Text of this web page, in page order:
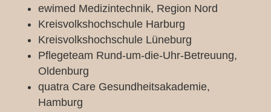
ewimed Medizintechnik, Region Nord
Kreisvolkshochschule Harburg
Kreisvolkshochschule Lüneburg
Pflegeteam Rund-um-die-Uhr-Betreuung,
Oldenburg
quatra Care Gesundheitsakademie,
Hamburg